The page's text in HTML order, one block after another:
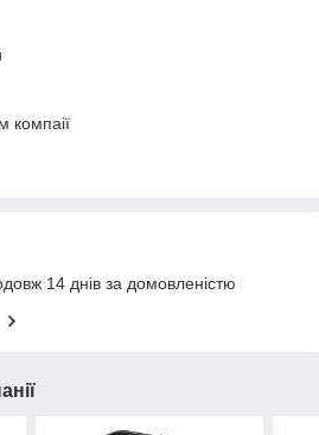
компаії
14 днів за домовленістю